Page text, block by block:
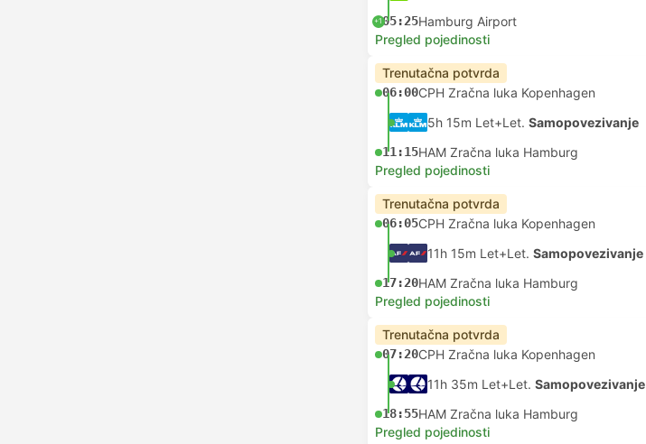
+105:25Hamburg Airport
Pregled pojedinosti
Trenutačna potvrda
06:00CPH Zračna luka Kopenhagen
5h 15m Let+Let. Samopovezivanje
11:15HAM Zračna luka Hamburg
Pregled pojedinosti
Trenutačna potvrda
06:05CPH Zračna luka Kopenhagen
11h 15m Let+Let. Samopovezivanje
17:20HAM Zračna luka Hamburg
Pregled pojedinosti
Trenutačna potvrda
07:20CPH Zračna luka Kopenhagen
11h 35m Let+Let. Samopovezivanje
18:55HAM Zračna luka Hamburg
Pregled pojedinosti